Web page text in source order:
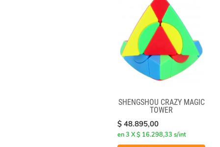
SHENGSHOU CRAZY MAGIC
TOWER
$ 48.895,00
en 3 X $ 16.298,33 s/int